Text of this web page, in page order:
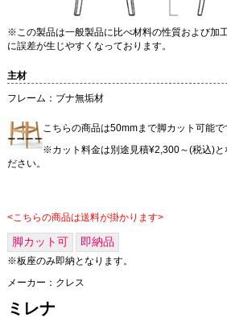
※この製品は一般製品に比べ材料の性質および加
に誤差が生じやすくなっております。
主材
フレーム：ブナ無垢材
こちらの商品は50mmまで脚カット可能で
※カット料金は別途見積¥2,300～(税込)と
ださい。
<こちらの商品は送料が掛かります>
脚カット可 即納品
※板座のみ即納となります。
メーカー： クレス
ミレナ